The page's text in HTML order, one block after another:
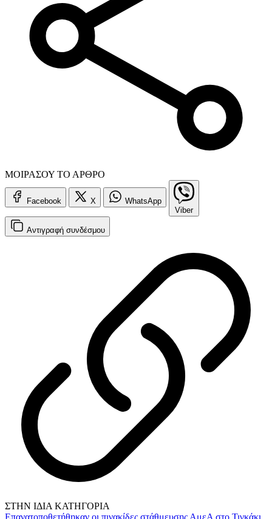
ΜΟΙΡΑΣΟΥ ΤΟ ΑΡΘΡΟ
Facebook X
WhatsApp
Viber
Αντιγραφή συνδέσμου
ΣΤΗΝ ΙΔΙΑ ΚΑΤΗΓΟΡΙΑ
Επανατοποθετήθηκαν οι πινακίδες στάθμευσης ΑμεΑ στο Τιγκάκι